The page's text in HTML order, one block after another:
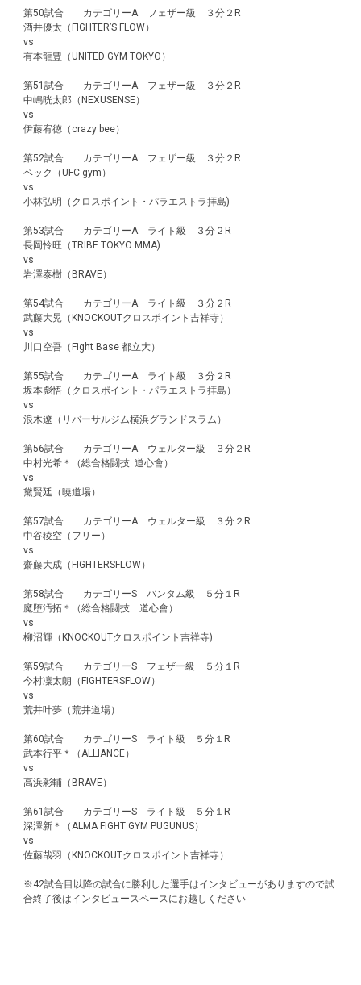
第50試合 カテゴリーA フェザー級 ３分２R
酒井優太（FIGHTER’S FLOW）
vs
有本龍豊（UNITED GYM TOKYO）
第51試合 カテゴリーA フェザー級 ３分２R
中嶋晄太郎（NEXUSENSE）
vs
伊藤宥徳（crazy bee）
第52試合 カテゴリーA フェザー級 ３分２R
ベック（UFC gym）
vs
小林弘明（クロスポイント・パラエストラ拝島)
第53試合 カテゴリーA ライト級 ３分２R
長岡怜旺（TRIBE TOKYO MMA)
vs
岩澤泰樹（BRAVE）
第54試合 カテゴリーA ライト級 ３分２R
武藤大晃（KNOCKOUTクロスポイント吉祥寺）
vs
川口空吾（Fight Base 都立大）
第55試合 カテゴリーA ライト級 ３分２R
坂本彪悟（クロスポイント・パラエストラ拝島）
vs
浪木遼（リバーサルジム横浜グランドスラム）
第56試合 カテゴリーA ウェルター級 ３分２R
中村光希＊（総合格闘技 道心會）
vs
黛賢廷（暁道場）
第57試合 カテゴリーA ウェルター級 ３分２R
中谷稜空（フリー）
vs
齋藤大成（FIGHTERSFLOW）
第58試合 カテゴリーS バンタム級 ５分１R
魔堕汚拓＊（総合格闘技 道心會）
vs
柳沼輝（KNOCKOUTクロスポイント吉祥寺)
第59試合 カテゴリーS フェザー級 ５分１R
今村凜太朗（FIGHTERSFLOW）
vs
荒井叶夢（荒井道場）
第60試合 カテゴリーS ライト級 ５分１R
武本行平＊（ALLIANCE）
vs
高浜彩輔（BRAVE）
第61試合 カテゴリーS ライト級 ５分１R
深澤新＊（ALMA FIGHT GYM PUGUNUS）
vs
佐藤哉羽（KNOCKOUTクロスポイント吉祥寺）
※42試合目以降の試合に勝利した選手はインタビューがありますので試
合終了後はインタビュースペースにお越しください